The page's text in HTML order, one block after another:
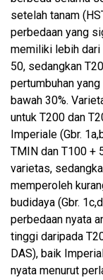
setelah tanam
perbedaan yang
memiliki lebih dari
50, sedangkan
pertumbuhan
bawah 30%.
untuk T200 dan
Imperiale (Gbr.
TMIN dan T100 +
varietas,
memperoleh
budidaya (Gbr.
perbedaan nyata
tinggi daripada
DAS), baik
nyata menurut